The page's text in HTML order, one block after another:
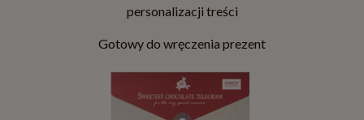
personalizacji treści
Gotowy do wręczenia prezent